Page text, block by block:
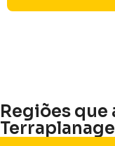
Regiões que